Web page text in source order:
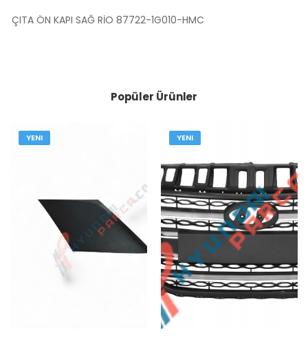
ÇITA ÖN KAPI SAĞ RİO 87722-1G010-HMC
Popüler Ürünler
YENI YENI